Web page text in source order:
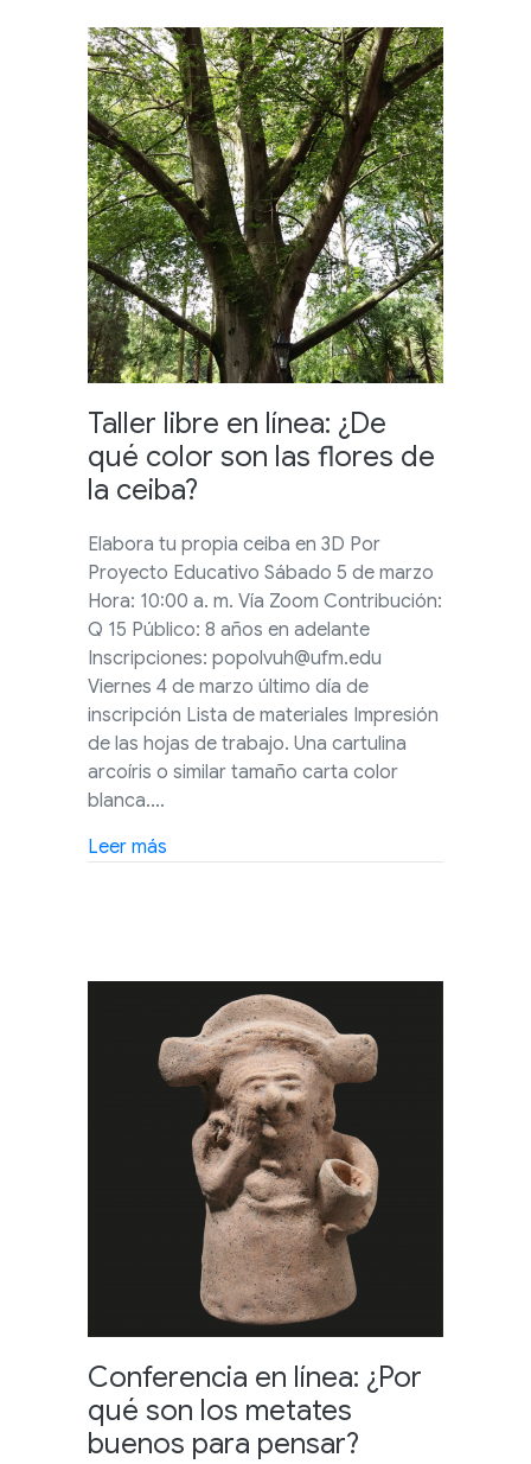
Taller libre en línea: ¿De
qué color son las flores de
la ceiba?
Elabora tu propia ceiba en 3D Por
Proyecto Educativo Sábado 5 de marzo
Hora: 10:00 a. m. Vía Zoom Contribución:
Q 15 Público: 8 años en adelante
Inscripciones: popolvuh@ufm.edu
Viernes 4 de marzo último día de
inscripción Lista de materiales Impresión
de las hojas de trabajo. Una cartulina
arcoíris o similar tamaño carta color
blanca.…
Leer más
Conferencia en línea: ¿Por
qué son los metates
buenos para pensar?